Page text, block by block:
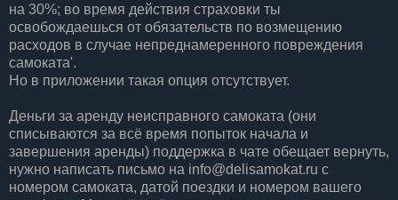
на 30%; во время действия страховки ты
освобождаешься от обязательств по возмещению
расходов в случае непреднамеренного повреждения
самоката'.
Но в приложении такая опция отсутствует.
Деньги за аренду неисправного самоката (они
списываются за всё время попыток начала и
завершения аренды) поддержка в чате обещает вернуть,
нужно написать письмо на info@delisamokat.ru с
номером самоката, датой поездки и номером вашего